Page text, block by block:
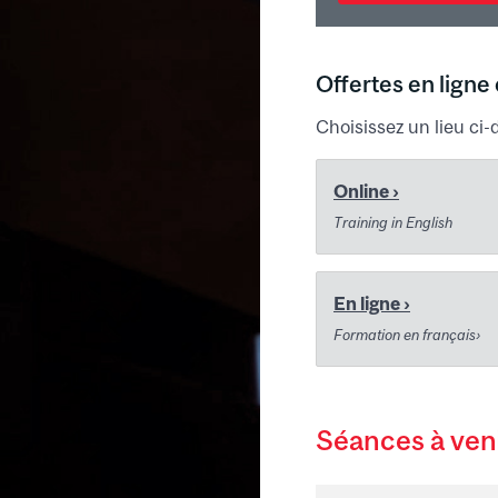
Offertes en ligne
Choisissez un lieu ci-
Online ›
Training in English
En ligne ›
Formation en français›
Séances à